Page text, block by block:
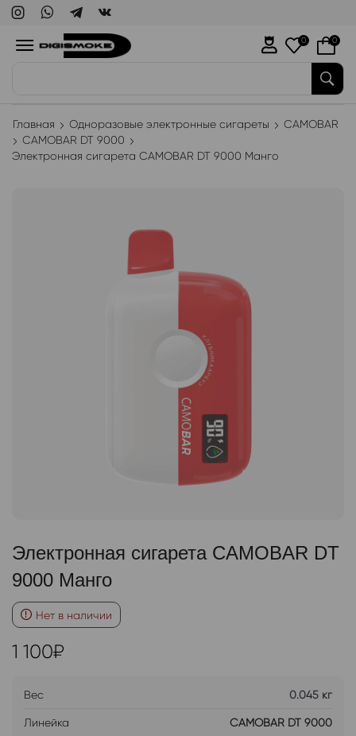
0 0
Главная Одноразовые электронные сигареты
CAMOBAR
CAMOBAR DT 9000
Электронная сигарета CAMOBAR DT 9000 Манго
Электронная сигарета CAMOBAR DT
9000 Манго
Нет в наличии
1 100₽
Вес 0.045 кг
Линейка CAMOBAR DT 9000